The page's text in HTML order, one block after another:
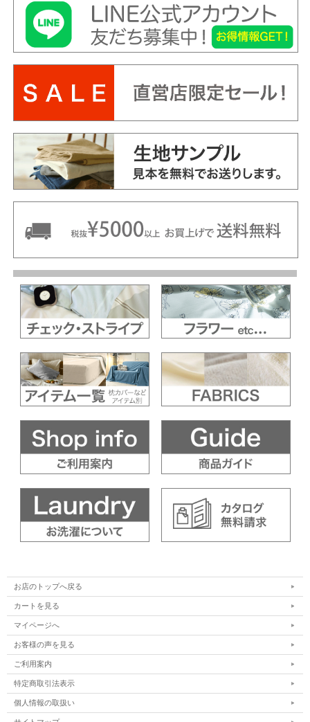
お店のトップへ戻る
カートを見る
マイページへ
お客様の声を見る
ご利用案内
特定商取引法表示
個人情報の取扱い